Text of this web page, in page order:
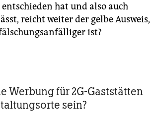
entschieden hat und also auch
reicht weiter der gelbe Ausweis,
ist?
Werbung für 2G-Gaststätten
sein?